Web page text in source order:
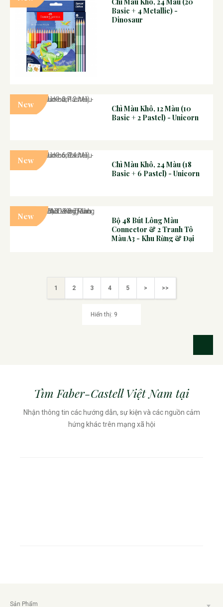
Basic + 4 Metallic) -
Dinosaur
New
Chì Màu Khô, 12 Màu (10
Basic + 2 Pastel) - Unicorn
New
Chì Màu Khô, 24 Màu (18
Basic + 6 Pastel) - Unicorn
New
Bộ 48 Bút Lông Màu
Connector & 2 Tranh Tô
Màu A3 - Khu Rừng & Đại
1 2 3 4 5 > >>
Tìm Faber-Castell Việt Nam tại
Nhận thông tin các hướng dẫn, sự kiện và các nguồn cảm
hứng khác trên mạng xã hội
Sản Phẩm